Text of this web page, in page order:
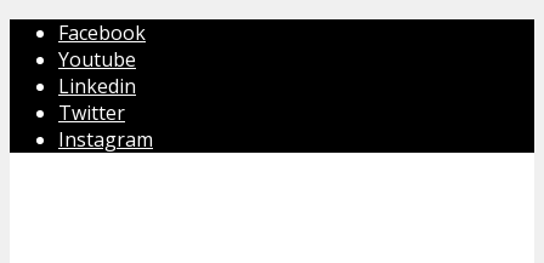
Facebook
Youtube
Linkedin
Twitter
Instagram